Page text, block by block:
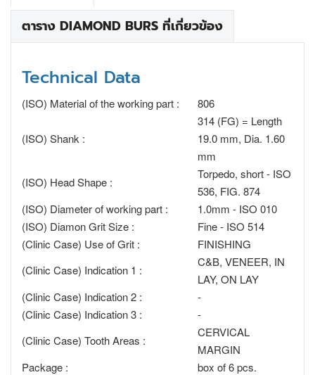
ตาราง DIAMOND BURS ที่เกี่ยวข้อง
Technical Data
(ISO) Material of the working part : 806
(ISO) Shank :
314 (FG) = Length
19.0 mm, Dia. 1.60
mm
(ISO) Head Shape :
Torpedo, short - ISO
536, FIG. 874
(ISO) Diameter of working part :
1.0mm - ISO 010
(ISO) Diamon Grit Size :
Fine - ISO 514
(Clinic Case) Use of Grit :
FINISHING
(Clinic Case) Indication 1 :
C&B, VENEER, IN
LAY, ON LAY
(Clinic Case) Indication 2 :
-
(Clinic Case) Indication 3 :
-
(Clinic Case) Tooth Areas :
CERVICAL
MARGIN
Package :
box of 6 pcs.